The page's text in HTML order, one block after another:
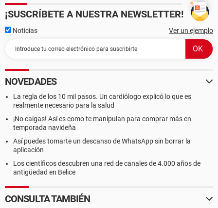
¡SUSCRÍBETE A NUESTRA NEWSLETTER!
Noticias Ver un ejemplo
NOVEDADES
La regla de los 10 mil pasos. Un cardiólogo explicó lo que es
realmente necesario para la salud
¡No caigas! Así es como te manipulan para comprar más en
temporada navideña
Así puedes tomarte un descanso de WhatsApp sin borrar la
aplicación
Los científicos descubren una red de canales de 4.000 años de
antigüedad en Belice
CONSULTA TAMBIÉN